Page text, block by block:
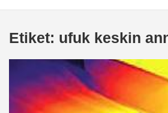
Etiket: ufuk keskin